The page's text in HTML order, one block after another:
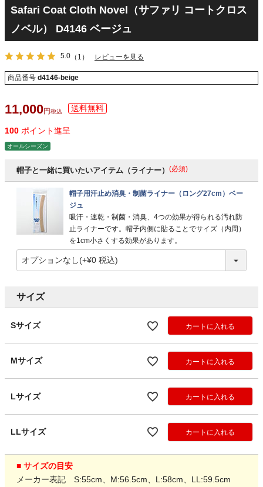
Safari Coat Cloth Novel（サファリ コートクロス
ノベル） D4146 ベージュ
5.0 （1） レビューを見る
商品番号 d4146-beige
11,000 税込
100 ポイント進呈
オールシーズン
帽子と一緒に買いたいアイテム（ライナー） (必須)
帽子用汗止め消臭・制菌ライナー（ロング27cm）ベー
ジュ
吸汗・速乾・制菌・消臭、4つの効果が得られる汚れ防
止ライナーです。帽子内側に貼ることでサイズ（内周）
を1cm小さくする効果があります。
サイズ
Sサイズ カートに入れる
Mサイズ カートに入れる
Lサイズ カートに入れる
LLサイズ カートに入れる
■ サイズの目安
メーカー表記 S:55cm、M:56.5cm、L:58cm、LL:59.5cm